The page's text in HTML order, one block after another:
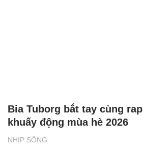
NHỊP SỐNG
Bia Tuborg bắt tay cùng
khuấy động mùa hè 2026